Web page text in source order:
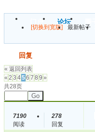
门户 论坛
[切换到宽版] 最新帖子
回复
« 返回列表
« 2 3 456 7 8 9 »
共28页
Go
7190
阅读
278
回复